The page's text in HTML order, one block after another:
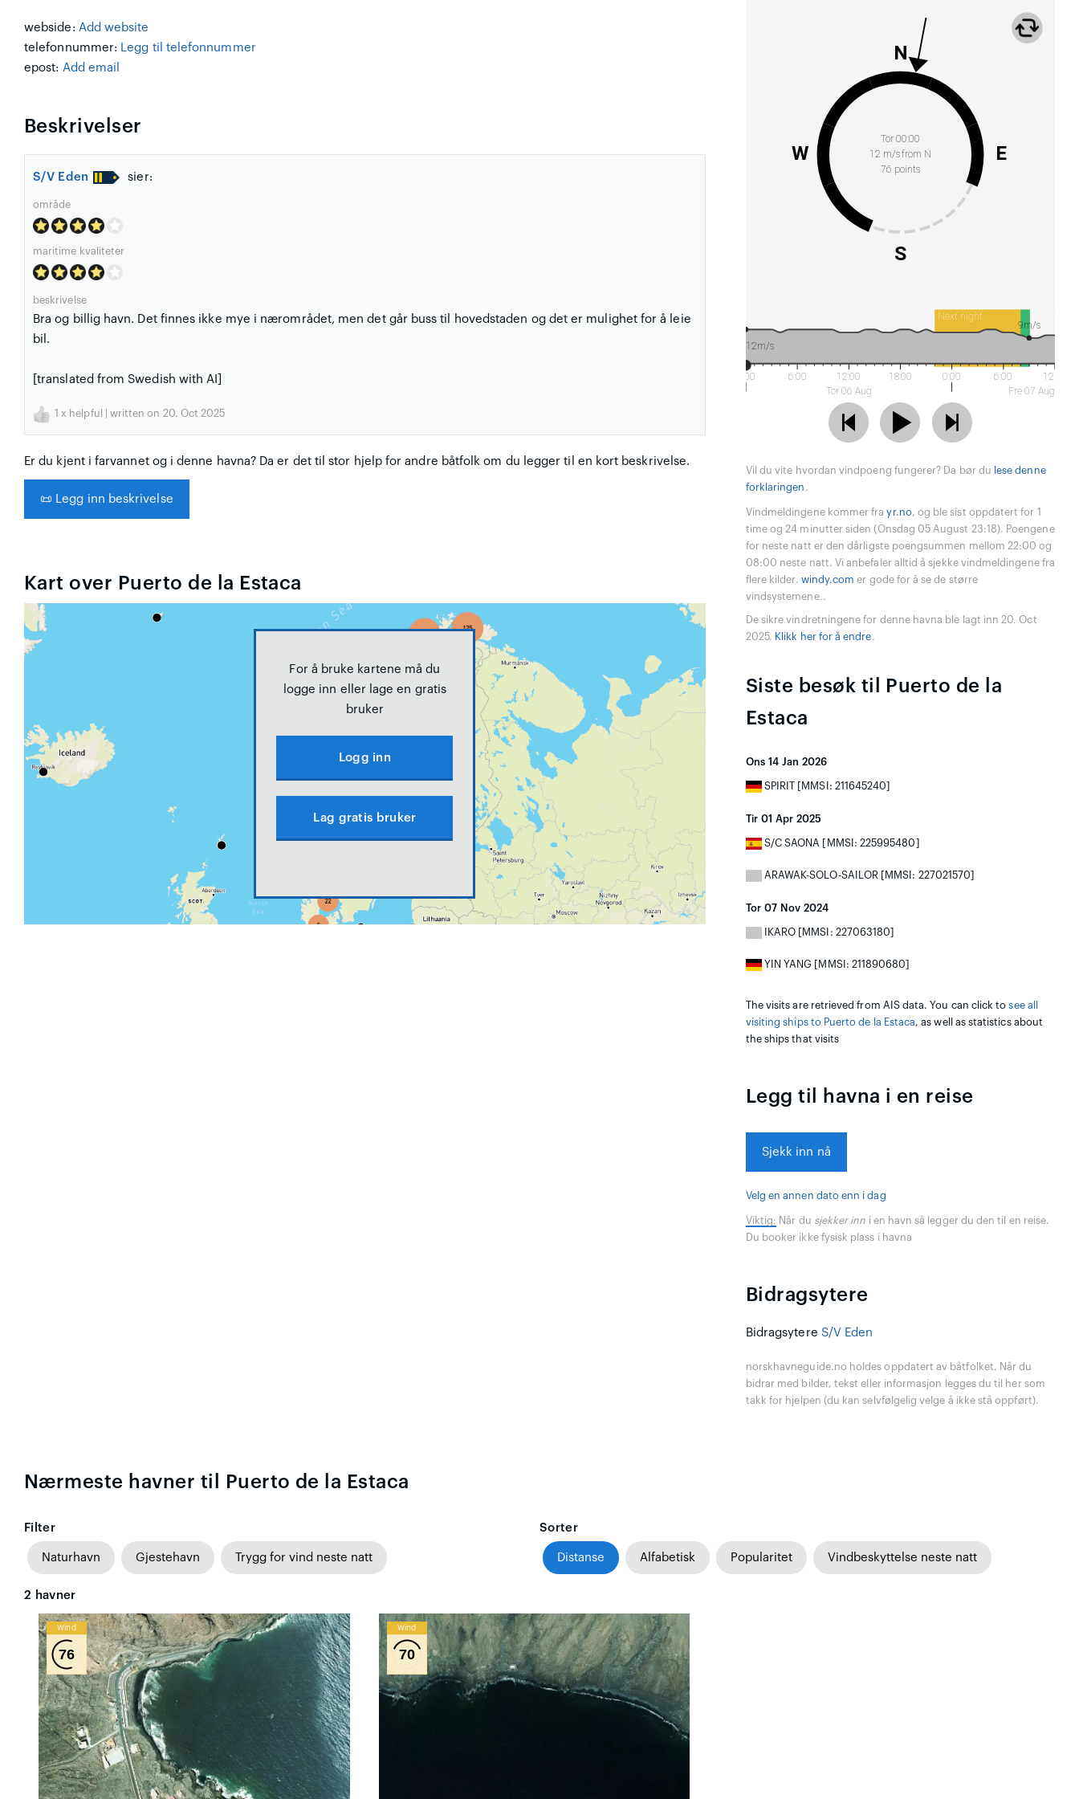
webside: Add website
telefonnummer: Legg til telefonnummer
epost: Add email
Beskrivelser
S/V Eden sier:
område
maritime kvaliteter
beskrivelse
Bra og billig havn. Det finnes ikke mye i nærområdet, men det går buss til hovedstaden og det er mulighet for å leie
bil.
[translated from Swedish with AI]
1 x helpful | written on 20. Oct 2025
Er du kjent i farvannet og i denne havna? Da er det til stor hjelp for andre båtfolk om du legger til en kort beskrivelse.
📜 Legg inn beskrivelse
Kart over Puerto de la Estaca
For å bruke kartene må du
logge inn eller lage en gratis
bruker
Logg inn
Lag gratis bruker
Tor 00:00
12 m/s from N
76 points
N
E
S
W
Next night
0:00 6:00
12:00
Tor 06 Aug
18:00 0:00 6:00
12:00
Fre 07 Aug
12m/s
9m/s
Vil du vite hvordan vindpoeng fungerer? Da bør du lese denne
forklaringen .
Vindmeldingene kommer frayr.no, og ble sist oppdatert for 1
time og 24 minutter siden (Onsdag 05 August 23:18). Poengene
for neste natt er den dårligste poengsummen mellom 22:00 og
08:00 neste natt. Vi anbefaler alltid å sjekke vindmeldingene fra
flere kilder. windy.com er gode for å se de større
vindsystemene..
De sikre vindretningene for denne havna ble lagt inn 20. Oct
2025. Klikk her for å endre.
Siste besøk til Puerto de la
Estaca
Ons 14 Jan 2026
SPIRIT [MMSI: 211645240]
Tir 01 Apr 2025
S/C SAONA [MMSI: 225995480]
ARAWAK-SOLO-SAILOR [MMSI: 227021570]
Tor 07 Nov 2024
IKARO [MMSI: 227063180]
YIN YANG [MMSI: 211890680]
The visits are retrieved from AIS data. You can click tosee all
visiting ships to Puerto de la Estaca, as well as statistics about
the ships that visits
Legg til havna i en reise
Sjekk inn nå
Velg en annen dato enn i dag
Viktig: Når du sjekker inn i en havn så legger du den til en reise.
Du booker ikke fysisk plass i havna
Bidragsytere
Bidragsytere S/V Eden
norskhavneguide.no holdes oppdatert av båtfolket. Når du
bidrar med bilder, tekst eller informasjon legges du til her som
takk for hjelpen (du kan selvfølgelig velge å ikke stå oppført).
Nærmeste havner til Puerto de la Estaca
Filter
Naturhavn Gjestehavn Trygg for vind neste natt
Sorter
Distanse Alfabetisk Popularitet Vindbeskyttelse neste natt
2 havner
Wind
76
Wind
70